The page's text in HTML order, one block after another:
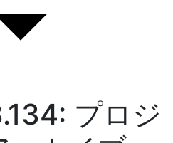
プロジ